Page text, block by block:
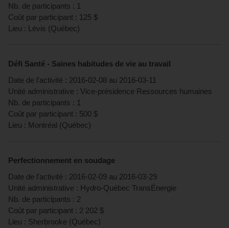
Nb. de participants : 1
Coût par participant : 125 $
Lieu : Lévis (Québec)
Défi Santé - Saines habitudes de vie au travail
Date de l'activité : 2016-02-08 au 2016-03-11
Unité administrative : Vice-présidence Ressources humaines
Nb. de participants : 1
Coût par participant : 500 $
Lieu : Montréal (Québec)
Perfectionnement en soudage
Date de l'activité : 2016-02-09 au 2016-03-29
Unité administrative : Hydro-Québec TransÉnergie
Nb. de participants : 2
Coût par participant : 2 202 $
Lieu : Sherbrooke (Québec)